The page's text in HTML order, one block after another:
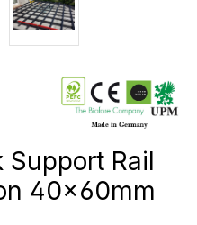
Support Rail
40x60mm